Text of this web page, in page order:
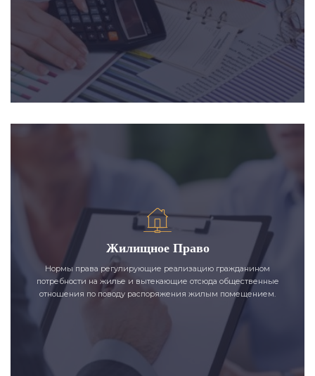
Жилищное Право
Нормы права регулирующие реализацию гражданином
потребности на жилье и вытекающие отсюда общественные
отношения по поводу распоряжения жилым помещением.